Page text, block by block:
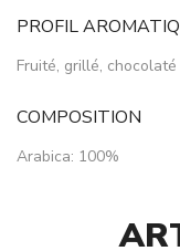
PROFIL
Fruité, grillé, chocolaté
COMPOSITION
Arabica: 100%